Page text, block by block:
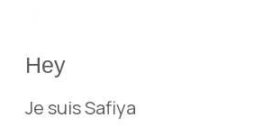
Hey
Je suis Safiya